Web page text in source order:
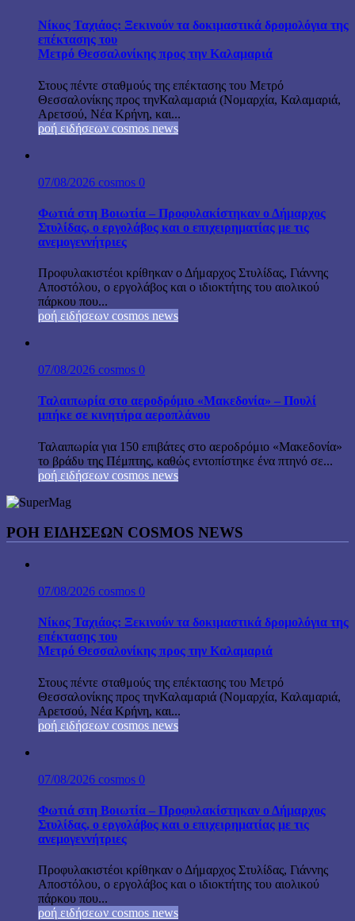
Νίκος Ταχιάος: Ξεκινούν τα δοκιμαστικά δρομολόγια της
επέκτασης του
Μετρό Θεσσαλονίκης προς την Καλαμαριά
Στους πέντε σταθμούς της επέκτασης του Μετρό
Θεσσαλονίκης προς τηνΚαλαμαριά (Νομαρχία, Καλαμαριά,
Αρετσού, Νέα Κρήνη, και...
ροή ειδήσεων cosmos news
07/08/2026 cosmos 0
Φωτιά στη Βοιωτία – Προφυλακίστηκαν ο Δήμαρχος
Στυλίδας, ο εργολάβος και ο επιχειρηματίας με τις
ανεμογεννήτριες
Προφυλακιστέοι κρίθηκαν ο Δήμαρχος Στυλίδας, Γιάννης
Αποστόλου, ο εργολάβος και ο ιδιοκτήτης του αιολικού
πάρκου που...
ροή ειδήσεων cosmos news
07/08/2026 cosmos 0
Ταλαιπωρία στο αεροδρόμιο «Μακεδονία» – Πουλί
μπήκε σε κινητήρα αεροπλάνου
Ταλαιπωρία για 150 επιβάτες στο αεροδρόμιο «Μακεδονία»
το βράδυ της Πέμπτης, καθώς εντοπίστηκε ένα πτηνό σε...
ροή ειδήσεων cosmos news
ΡΟΉ ΕΙΔΉΣΕΩΝ COSMOS NEWS
07/08/2026 cosmos 0
Νίκος Ταχιάος: Ξεκινούν τα δοκιμαστικά δρομολόγια της
επέκτασης του
Μετρό Θεσσαλονίκης προς την Καλαμαριά
Στους πέντε σταθμούς της επέκτασης του Μετρό
Θεσσαλονίκης προς τηνΚαλαμαριά (Νομαρχία, Καλαμαριά,
Αρετσού, Νέα Κρήνη, και...
ροή ειδήσεων cosmos news
07/08/2026 cosmos 0
Φωτιά στη Βοιωτία – Προφυλακίστηκαν ο Δήμαρχος
Στυλίδας, ο εργολάβος και ο επιχειρηματίας με τις
ανεμογεννήτριες
Προφυλακιστέοι κρίθηκαν ο Δήμαρχος Στυλίδας, Γιάννης
Αποστόλου, ο εργολάβος και ο ιδιοκτήτης του αιολικού
πάρκου που...
ροή ειδήσεων cosmos news